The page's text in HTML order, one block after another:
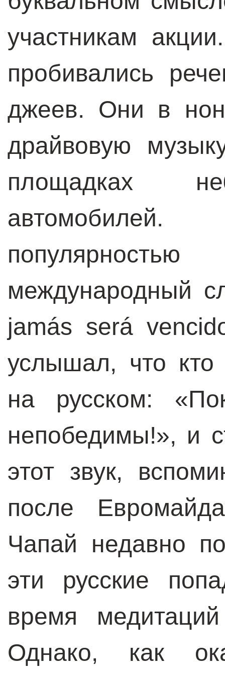
участникам
пробивались
джеев. Они в
драйвовую
площадках
международный
jamás será
услышал, что кто
на русском:
непобедимы!», и
этот звук,
после
Чапай недавно
эти русские
время
Однако, как